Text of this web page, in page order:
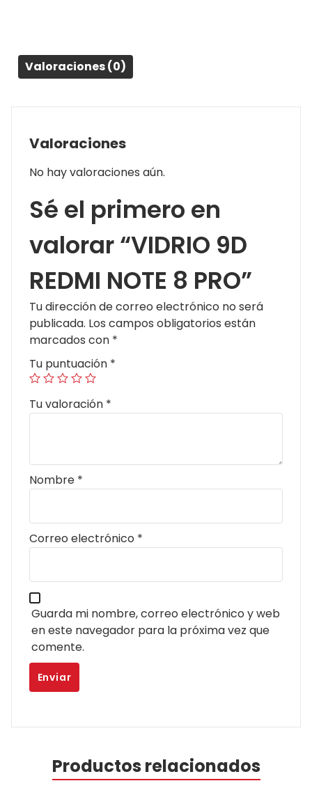
Valoraciones (0)
Valoraciones
No hay valoraciones aún.
Sé el primero en
valorar “VIDRIO 9D
REDMI NOTE 8 PRO”
Tu dirección de correo electrónico no será
publicada. Los campos obligatorios están
marcados con *
Tu puntuación *
Tu valoración *
Nombre *
Correo electrónico *
Guarda mi nombre, correo electrónico y web
en este navegador para la próxima vez que
comente.
Productos relacionados